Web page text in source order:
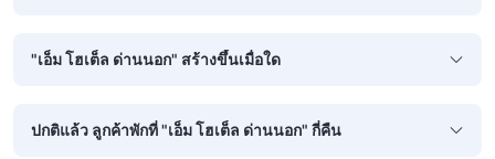
"เอ็ม โฮเต็ล ด่านนอก" สร้างขึ้นเมื่อใด
ปกติแล้ว ลูกค้าพักที่ "เอ็ม โฮเต็ล ด่านนอก" กี่คืน